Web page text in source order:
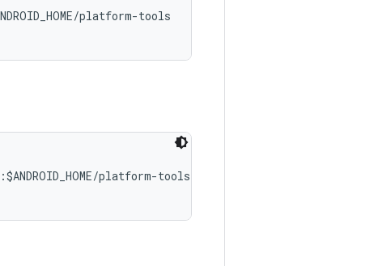
platform-tools
platform-tools